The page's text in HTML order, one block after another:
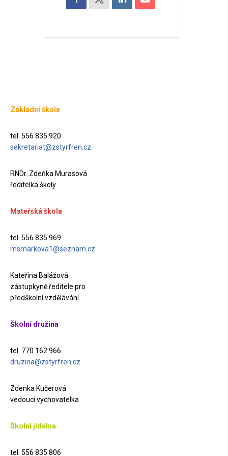
Základní škola
tel. 556 835 920
sekretariat@zstyrfren.cz
RNDr. Zdeňka Murasová
ředitelka školy
Mateřská škola
tel. 556 835 969
msmarkova1@seznam.cz
Kateřina Balážová
zástupkyně ředitele pro
předškolní vzdělávání
Školní družina
tel. 770 162 966
druzina@zstyrfren.cz
Zdenka Kučerová
vedoucí vychovatelka
Školní jídelna
tel. 556 835 806